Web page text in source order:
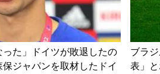
った」ドイツが敗退したの
ジャパンを取材したドイ
ブラ
表」